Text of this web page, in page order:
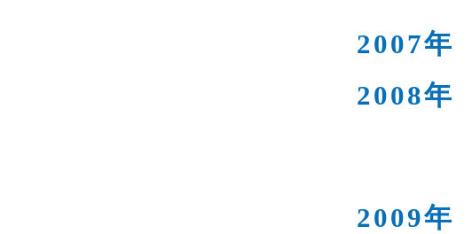
2007年
2008年
2009年